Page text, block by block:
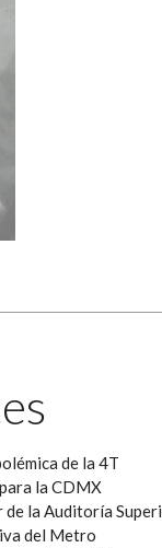
de la 4T
la CDMX
la Auditoría
del Metro